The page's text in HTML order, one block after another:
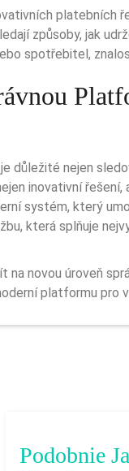
způsoby, jak
spotřebitel,
důležité nejen
inovativní
systém, který
která splňuje
platformu pro
Podobnie